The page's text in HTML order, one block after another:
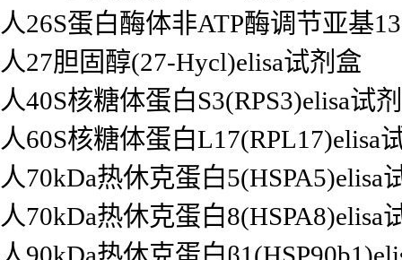
人26S蛋白酶体非ATP酶调节亚基
人27胆固醇(27-Hycl)elisa试剂盒
人40S核糖体蛋白S3(RPS3)elisa试
人60S核糖体蛋白L17(RPL17)elisa
人70kDa热休克蛋白5(HSPA5)elisa
人70kDa热休克蛋白8(HSPA8)elisa